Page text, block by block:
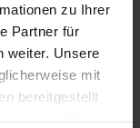
zu Ihrer
Partner für
weiter. Unsere
mit
bereitgestellt
und
diesem Band